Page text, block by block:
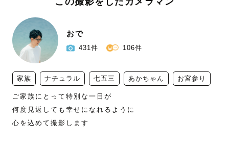
おで
431件 106件
家族 ナチュラル 七五三 あかちゃん お宮参り
ご家族にとって特別な一日が
何度見返しても幸せになれるように
心を込めて撮影します